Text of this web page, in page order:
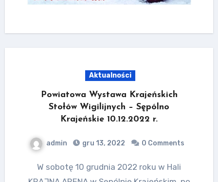
Aktualności
Powiatowa Wystawa Krajeńskich
Stołów Wigilijnych – Sępólno
Krajeńskie 10.12.2022 r.
admin gru 13, 2022 0 Comments
W sobotę 10 grudnia 2022 roku w Hali